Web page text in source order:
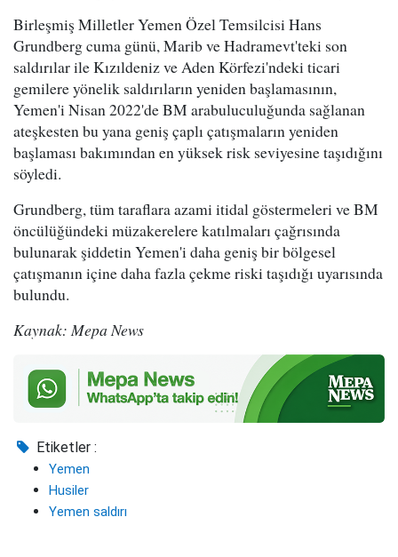
Birleşmiş Milletler Yemen Özel Temsilcisi Hans
Grundberg cuma günü, Marib ve Hadramevt'teki son
saldırılar ile Kızıldeniz ve Aden Körfezi'ndeki ticari
gemilere yönelik saldırıların yeniden başlamasının,
Yemen'i Nisan 2022'de BM arabuluculuğunda sağlanan
ateşkesten bu yana geniş çaplı çatışmaların yeniden
başlaması bakımından en yüksek risk seviyesine taşıdığını
söyledi.
Grundberg, tüm taraflara azami itidal göstermeleri ve BM
öncülüğündeki müzakerelere katılmaları çağrısında
bulunarak şiddetin Yemen'i daha geniş bir bölgesel
çatışmanın içine daha fazla çekme riski taşıdığı uyarısında
bulundu.
Kaynak: Mepa News
Etiketler :
Yemen
Husiler
Yemen saldırı